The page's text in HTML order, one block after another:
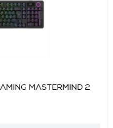
MASTERMIND 2